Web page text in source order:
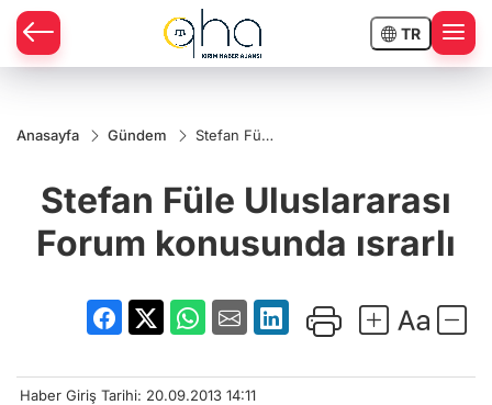
TR
Anasayfa Gündem
Stefan Füle
konusunda
ısrarlı
Stefan Füle Uluslararası
Forum konusunda ısrarlı
Haber Giriş Tarihi: 20.09.2013 14:11